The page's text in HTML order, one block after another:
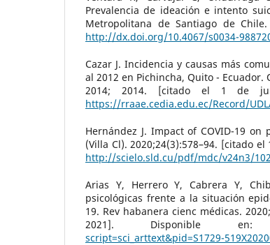
Prevalencia de ideación e intento
Metropolitana de Santiago de
http://dx.doi.org/10.4067/s0034-
Cazar J. Incidencia y causas más
al 2012 en Pichincha, Quito -
2014; 2014. [citado el 1 de
https://rraae.cedia.edu.ec/Record/
Hernández J. Impact of COVID-19 on
(Villa Cl). 2020;24(3):578–94. [citado
http://scielo.sld.cu/pdf/mdc/v24n3/
Arias Y, Herrero Y, Cabrera Y,
psicológicas frente a la situación
19. Rev habanera cienc médicas.
2021]. Disponible
script=sci_arttext&pid=S1729-